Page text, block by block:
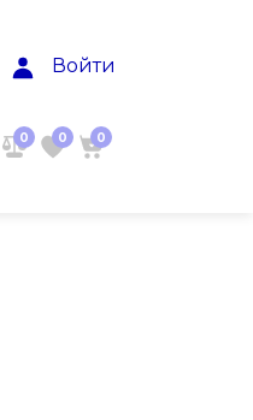
Войти
0 0 0